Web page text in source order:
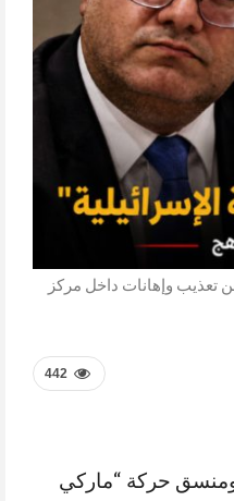
وإهانات داخل مركز
442
حركة “ماركي